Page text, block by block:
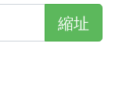
縮址